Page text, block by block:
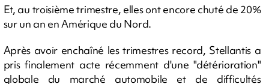
Et, au troisième trimestre, elles ont encore chuté de 20%
sur un an en Amérique du Nord.
Après avoir enchaîné les trimestres record, Stellantis a
pris finalement acte récemment d'une "détérioration"
globale du marché automobile et de difficultés